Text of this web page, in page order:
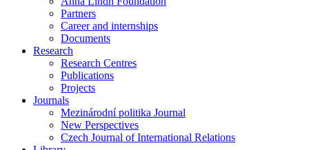
Partners
Career and internships
Documents
Research
Research Centres
Publications
Projects
Journals
Mezinárodní politika Journal
New Perspectives
Czech Journal of International Relations